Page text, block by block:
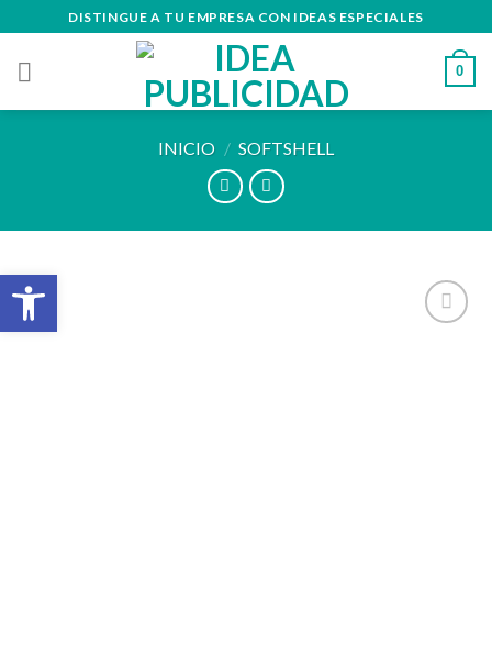
to
content
DISTINGUE A TU EMPRESA CON IDEAS ESPECIALES
0
INICIO / SOFTSHELL
Abrir barra de herramientas